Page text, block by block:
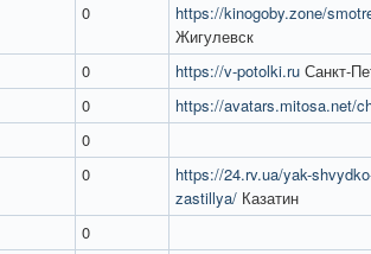
0
https://kinogoby.zone/
Жигулевск
0 https://v-potolki.ru Санкт-
0
https://avatars.mitosa.net/
0
0
https://24.rv.ua/yak-
zastillya/ Казатин
0